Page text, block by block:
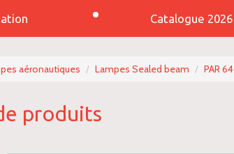
Catalogue 2026
aéronautiques Lampes Sealed beam PAR 64
produits